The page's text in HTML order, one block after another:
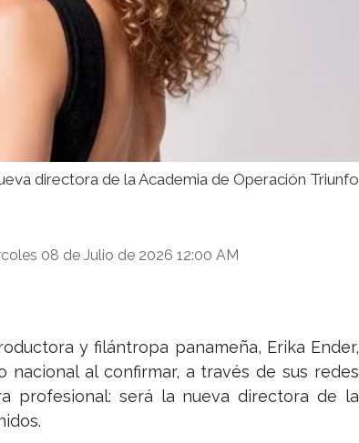
directora de la Academia de Operación Triunfo
08 de Julio de 2026 12:00 AM
y filántropa panameña, Erika Ender,
al confirmar, a través de sus redes
profesional: será la nueva directora de la